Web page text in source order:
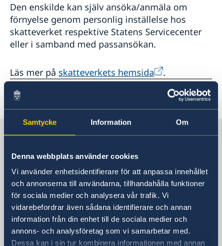
Samtycke Information Om
Denna webbplats använder cookies
Vi använder enhetsidentifierare för att anpassa innehållet
och annonserna till användarna, tillhandahålla funktioner
för sociala medier och analysera vår trafik. Vi
vidarebefordrar även sådana identifierare och annan
information från din enhet till de sociala medier och
annons- och analysföretag som vi samarbetar med.
Dessa kan i sin tur kombinera informationen med annan
Den enskilde kan själv ansöka/anmäla om
förnyelse genom personlig inställelse hos
skatteverket respektive Statens Servicecenter
eller i samband med passansökan.
Läs mer på skatteverkets hemsida .
Senast uppdaterad 06 jan. 2022, 14.39
Sverige i USA, Washington
Sveriges ambassad
Besöksadress
Embassy of Sweden
2900 K Street, N.W.
Washington, DC 20007
Postadress